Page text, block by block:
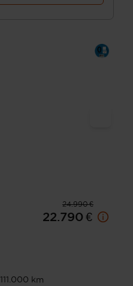
24.990 €
22.790 €
111.000 km